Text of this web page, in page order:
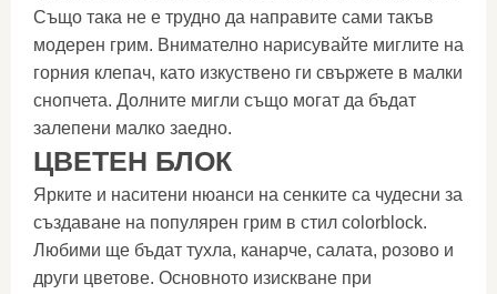
Също така не е трудно да направите сами такъв
модерен грим. Внимателно нарисувайте миглите на
горния клепач, като изкуствено ги свържете в малки
снопчета. Долните мигли също могат да бъдат
залепени малко заедно.
ЦВЕТЕН БЛОК
Ярките и наситени нюанси на сенките са чудесни за
създаване на популярен грим в стил colorblock.
Любими ще бъдат тухла, канарче, салата, розово и
други цветове. Основното изискване при